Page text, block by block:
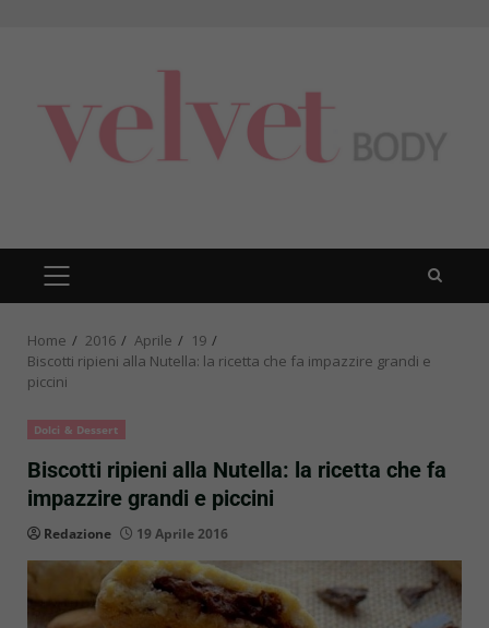
PRIMARY
MENU
Home 2016 Aprile
19
Biscotti ripieni alla Nutella: la ricetta che fa impazzire grandi e
piccini
Dolci & Dessert
Biscotti ripieni alla Nutella: la ricetta che fa
impazzire grandi e piccini
Redazione 19 Aprile 2016